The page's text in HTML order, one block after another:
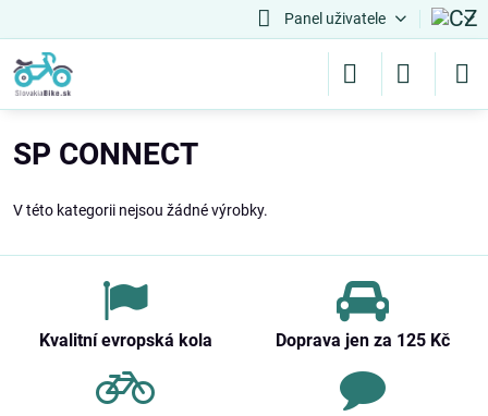
Panel uživatele
SP CONNECT
V této kategorii nejsou žádné výrobky.
Kvalitní evropská kola Doprava jen za 125 Kč